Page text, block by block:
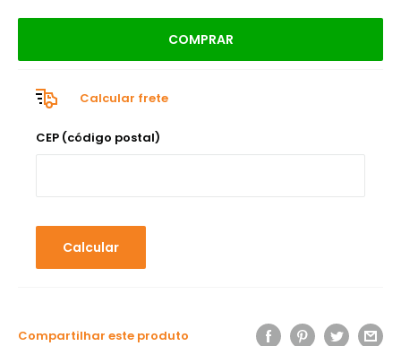
COMPRAR
Calcular frete
CEP (código postal)
Calcular
Compartilhar este produto